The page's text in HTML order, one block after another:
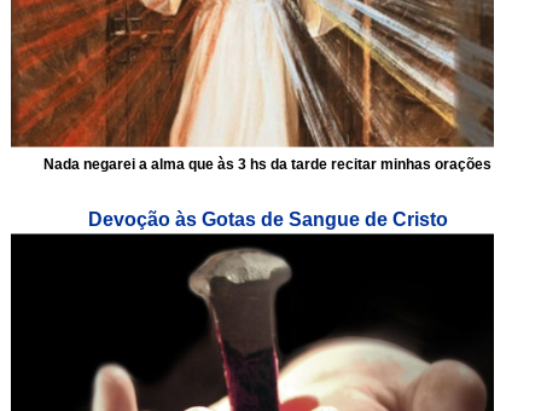
Nada negarei a alma que às 3 hs da tarde recitar minhas orações
Devoção às Gotas de Sangue de Cristo